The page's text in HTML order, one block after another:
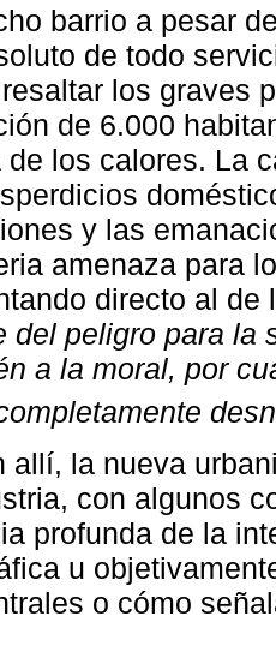
barrio a pesar
de todo
los graves
de 6.000
de los calores. La
y las
amenaza para
directo al
del peligro para la
a la moral, por
allí, la nueva
con algunos
profunda de la
u
o cómo